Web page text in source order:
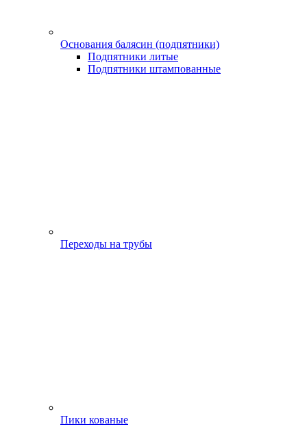
Основания балясин (подпятники)
Подпятники литые
Подпятники штампованные
Переходы на трубы
Пики кованые